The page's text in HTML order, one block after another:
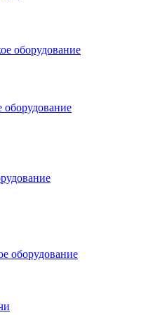
оборудование
оборудование
оборудование